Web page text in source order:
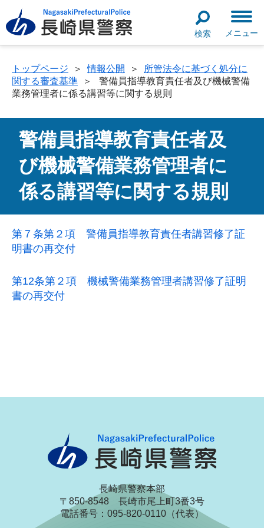
検索 メニュー
トップページ ＞ 情報公開 ＞
所管法令に基づく処分に
関する審査基準
＞
警備員指導教育責任者及び機械警備
業務管理者に係る講習等に関する規則
警備員指導教育責任者及
び機械警備業務管理者に
係る講習等に関する規則
第７条第２項 警備員指導教育責任者講習修了証
明書の再交付
第12条第２項 機械警備業務管理者講習修了証明
書の再交付
長崎県警察本部
〒850-8548 長崎市尾上町3番3号
電話番号：095-820-0110（代表）